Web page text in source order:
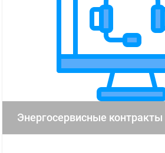
Энергосервисные контракты